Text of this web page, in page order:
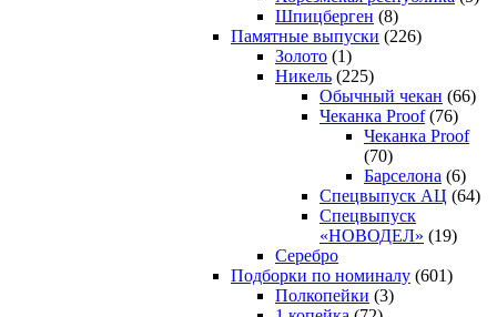
Шпицберген (8)
Памятные выпуски (226)
Золото (1)
Никель (225)
Обычный чекан (66)
Чеканка Proof(76)
Чеканка Proof
(70)
Барселона (6)
Спецвыпуск АЦ (64)
Спецвыпуск
«НОВОДЕЛ» (19)
Серебро
Подборки по номиналу (601)
Полкопейки (3)